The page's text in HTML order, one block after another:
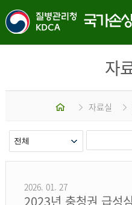
자
홈 자료실
2026. 01. 27
2023년 충청권 급성